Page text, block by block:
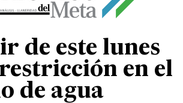
de este lunes
en el
de agua